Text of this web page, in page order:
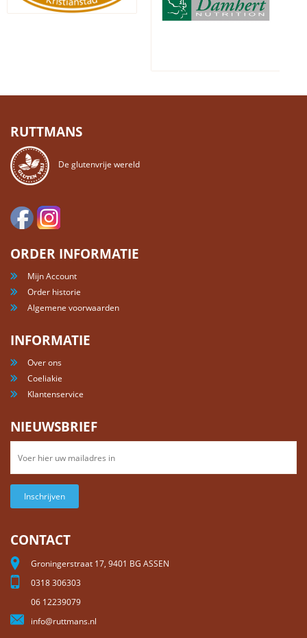
RUTTMANS
De glutenvrije wereld
ORDER INFORMATIE
Mijn Account
Order historie
Algemene voorwaarden
INFORMATIE
Over ons
Coeliakie
Klantenservice
NIEUWSBRIEF
Inschrijven
CONTACT
Groningerstraat 17, 9401 BG ASSEN
0318 306303
06 12239079
info@ruttmans.nl